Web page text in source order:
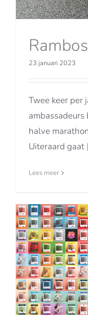
23 januari 2023
Twee keer per
halve
Uiteraard gaat
Lees meer